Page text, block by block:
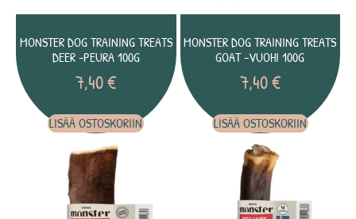
MONSTER DOG TRAINING TREATS
DEER -PEURA 100G
7,40€
LISÄÄ OSTOSKORIIN
MONSTER DOG TRAINING TREATS
GOAT -VUOHI 100G
7,40€
LISÄÄ OSTOSKORIIN